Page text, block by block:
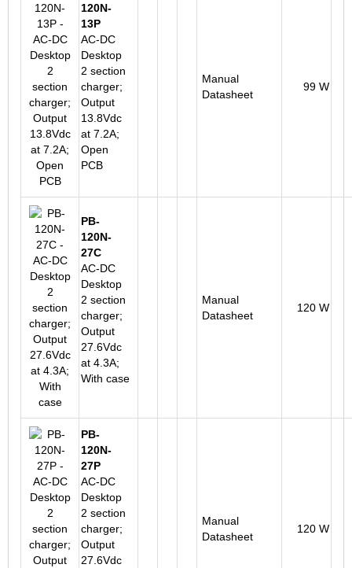
120N-
13P
AC-DC
Desktop
2 section
charger;
Output
13.8Vdc
at 7.2A;
Open
PCB
Manual
Datasheet
99 W
PB-
120N-
27C
AC-DC
Desktop
2 section
charger;
Output
27.6Vdc
at 4.3A;
With case
Manual
Datasheet
120 W
PB-
120N-
27P
AC-DC
Desktop
2 section
charger;
Output
27.6Vdc
Manual
Datasheet
120 W